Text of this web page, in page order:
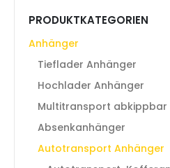
PRODUKTKATEGORIEN
Anhänger
Tieflader Anhänger
Hochlader Anhänger
Multitransport abkippbar
Absenkanhänger
Autotransport Anhänger